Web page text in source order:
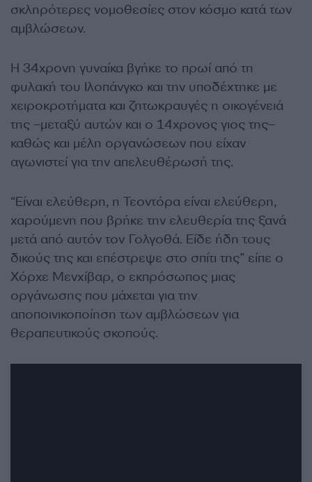
σκληρότερες νομοθεσίες στον κόσμο κατά των
αμβλώσεων.
Η 34χρονη γυναίκα βγήκε το πρωί από τη
φυλακή του Ιλοπάνγκο και την υποδέχτηκε με
χειροκροτήματα και ζητωκραυγές η οικογένειά
της –μεταξύ αυτών και ο 14χρονος γιος της–
καθώς και μέλη οργανώσεων που είχαν
αγωνιστεί για την απελευθέρωσή της.
“Είναι ελεύθερη, η Τεοντόρα είναι ελεύθερη,
χαρούμενη που βρήκε την ελευθερία της ξανά
μετά από αυτόν τον Γολγοθά. Είδε ήδη τους
δικούς της και επέστρεψε στο σπίτι της” είπε ο
Χόρχε Μενχίβαρ, ο εκπρόσωπος μιας
οργάνωσης που μάχεται για την
αποποινικοποίηση των αμβλώσεων για
θεραπευτικούς σκοπούς.